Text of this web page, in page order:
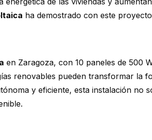
ha demostrado con este
en Zaragoza, con 10 paneles de 500
renovables pueden transformar la
y eficiente, esta instalación no